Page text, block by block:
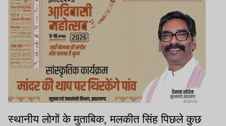
स्थानीय लोगों के मुताबिक, मलकीत सिंह पिछले कुछ